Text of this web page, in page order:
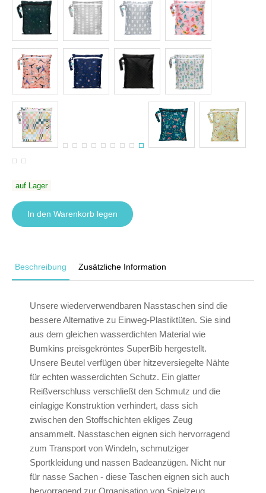
auf Lager
In den Warenkorb legen
Beschreibung Zusätzliche Information
Unsere wiederverwendbaren Nasstaschen sind die
bessere Alternative zu Einweg-Plastiktüten. Sie sind
aus dem gleichen wasserdichten Material wie
Bumkins preisgekröntes SuperBib hergestellt.
Unsere Beutel verfügen über hitzeversiegelte Nähte
für echten wasserdichten Schutz. Ein glatter
Reißverschluss verschließt den Schmutz und die
einlagige Konstruktion verhindert, dass sich
zwischen den Stoffschichten ekliges Zeug
ansammelt. Nasstaschen eignen sich hervorragend
zum Transport von Windeln, schmutziger
Sportkleidung und nassen Badeanzügen. Nicht nur
für nasse Sachen - diese Taschen eignen sich auch
hervorragend zur Organisation von Spielzeug,